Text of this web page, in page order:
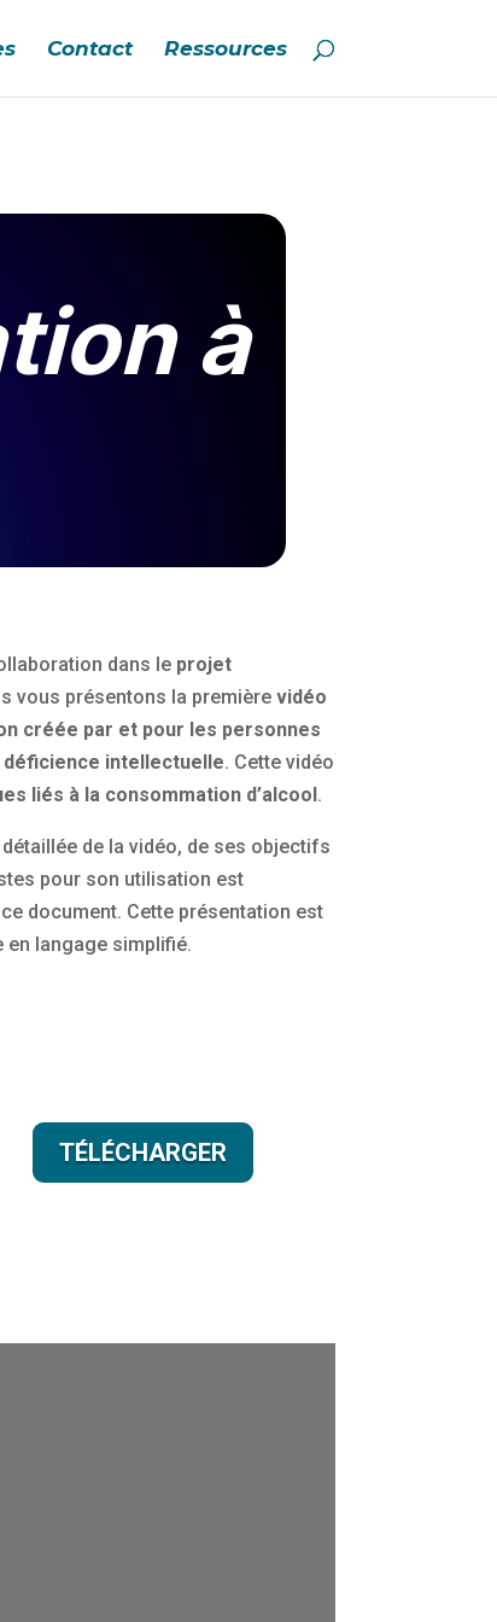
Contact Ressources
à
dans le projet
vous présentons la première vidéo
créée par et pour les personnes
intellectuelle. Cette vidéo
liés à la consommation d’alcool.
de la vidéo, de ses objectifs
pour son utilisation est
document. Cette présentation est
en langage simplifié.
TÉLÉCHARGER